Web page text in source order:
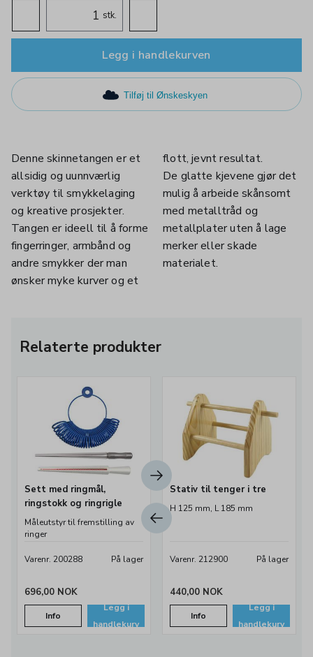
stk.
Legg i handlekurven
Tilføj til Ønskeskyen
Denne skinnetangen er et
allsidig og uunnværlig
verktøy til smykkelaging
og kreative prosjekter.
Tangen er ideell til å forme
fingerringer, armbånd og
andre smykker der man
ønsker myke kurver og et
flott, jevnt resultat.
De glatte kjevene gjør det
mulig å arbeide skånsomt
med metalltråd og
metallplater uten å lage
merker eller skade
materialet.
Relaterte produkter
Sett med ringmål,
ringstokk og ringrigle
Måleutstyr til fremstilling av
ringer
Varenr. 200288 På lager
696,00 NOK
Info
Legg i
handlekurv
Stativ til tenger i tre
H 125 mm, L 185 mm
Varenr. 212900 På lager
440,00 NOK
Info
Legg i
handlekurv